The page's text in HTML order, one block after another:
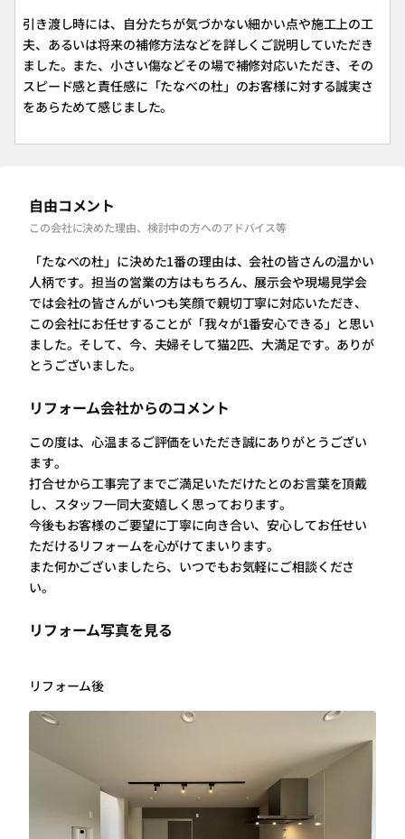
引き渡し時には、自分たちが気づかない細かい点や施工上の工
夫、あるいは将来の補修方法などを詳しくご説明していただき
ました。また、小さい傷などその場で補修対応いただき、その
スピード感と責任感に「たなべの杜」のお客様に対する誠実さ
をあらためて感じました。
自由コメント
この会社に決めた理由、検討中の方へのアドバイス等
「たなべの杜」に決めた1番の理由は、会社の皆さんの温かい
人柄です。担当の営業の方はもちろん、展示会や現場見学会
では会社の皆さんがいつも笑顔で親切丁寧に対応いただき、
この会社にお任せすることが「我々が1番安心できる」と思い
ました。そして、今、夫婦そして猫2匹、大満足です。ありが
とうございました。
リフォーム会社からのコメント
この度は、心温まるご評価をいただき誠にありがとうござい
ます。
打合せから工事完了までご満足いただけたとのお言葉を頂戴
し、スタッフ一同大変嬉しく思っております。
今後もお客様のご要望に丁寧に向き合い、安心してお任せい
ただけるリフォームを心がけてまいります。
また何かございましたら、いつでもお気軽にご相談くださ
い。
リフォーム写真を見る
リフォーム後